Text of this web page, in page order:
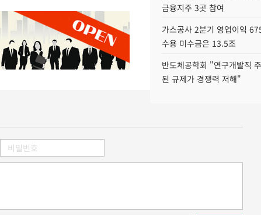
금융지주 3곳 참여
가스공사 2분기 영업이익
수용 미수금은 13.5조
반도체공학회 "연구개발직
된 규제가 경쟁력 저해"